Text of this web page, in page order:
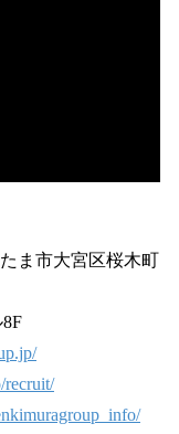
ま市大宮区桜木町
recruit/